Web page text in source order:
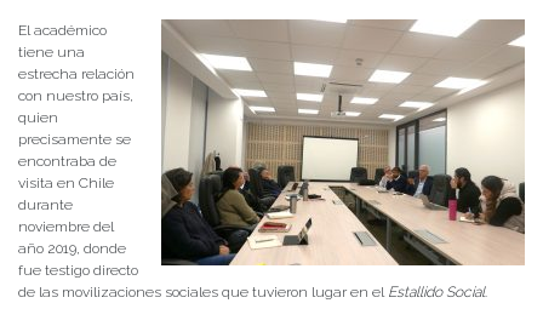
El académico
tiene una
estrecha relación
con nuestro país,
quien
precisamente se
encontraba de
visita en Chile
durante
noviembre del
año 2019, donde
fue testigo directo
de las movilizaciones sociales que tuvieron lugar en el Estallido Social.